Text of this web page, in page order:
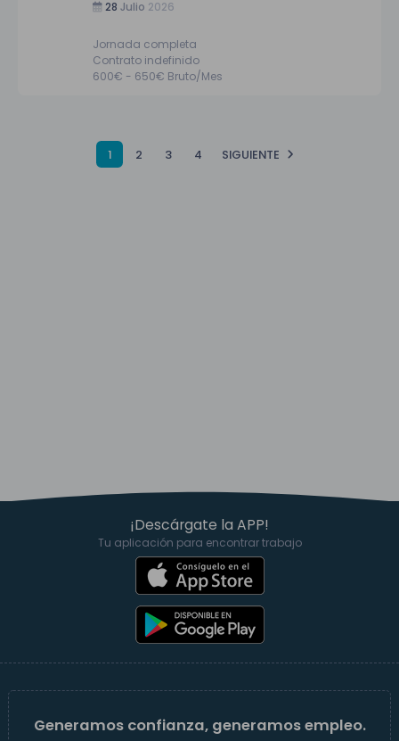
28 Julio 2026
Jornada completa
Contrato indefinido
600€ - 650€ Bruto/Mes
1 2 3 4 SIGUIENTE
¡Descárgate la APP!
Tu aplicación para encontrar trabajo
Generamos confianza, generamos empleo.